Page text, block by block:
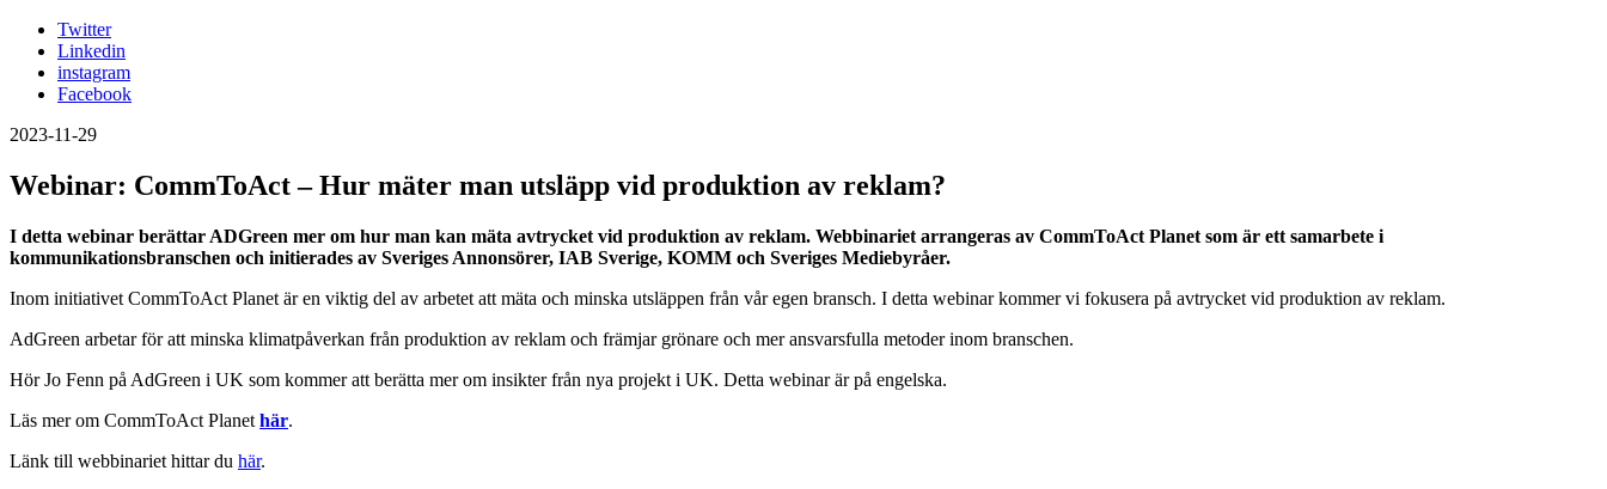
Twitter
Linkedin
instagram
Facebook
2023-11-29
Webinar: CommToAct – Hur mäter man utsläpp vid produktion av reklam?
I detta webinar berättar ADGreen mer om hur man kan mäta avtrycket vid produktion av reklam. Webbinariet arrangeras av CommToAct Planet som är ett samarbete i
kommunikationsbranschen och initierades av Sveriges Annonsörer, IAB Sverige, KOMM och Sveriges Mediebyråer.
Inom initiativet CommToAct Planet är en viktig del av arbetet att mäta och minska utsläppen från vår egen bransch. I detta webinar kommer vi fokusera på avtrycket vid produktion av reklam.
AdGreen arbetar för att minska klimatpåverkan från produktion av reklam och främjar grönare och mer ansvarsfulla metoder inom branschen.
Hör Jo Fenn på AdGreen i UK som kommer att berätta mer om insikter från nya projekt i UK. Detta webinar är på engelska.
Läs mer om CommToAct Planet här.
Länk till webbinariet hittar du här.